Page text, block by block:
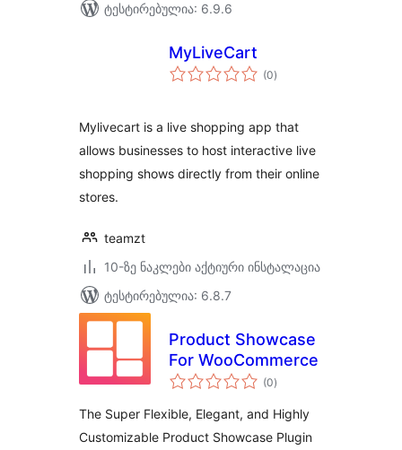
ტესტირებულია: 6.9.6
MyLiveCart
(0საერთო
რეიტინგი
)
Mylivecart is a live shopping app that
allows businesses to host interactive live
shopping shows directly from their online
stores.
teamzt
10-ზე ნაკლები აქტიური ინსტალაცია
ტესტირებულია: 6.8.7
Product Showcase
For WooCommerce
(0საერთო
რეიტინგი
)
The Super Flexible, Elegant, and Highly
Customizable Product Showcase Plugin